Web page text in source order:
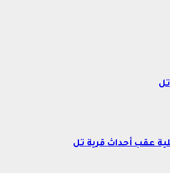
عقب أحداث قرية تل